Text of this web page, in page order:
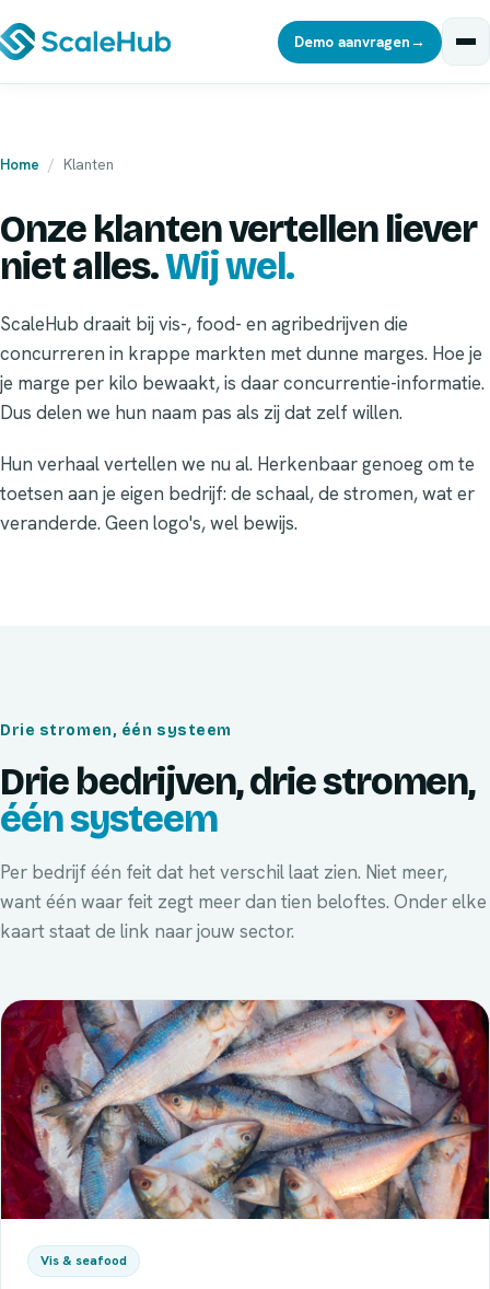
Demo aanvragen→
Home / Klanten
Onze klanten vertellen liever
niet alles.Wij wel.
ScaleHub draait bij vis-, food- en agribedrijven die
concurreren in krappe markten met dunne marges. Hoe je
je marge per kilo bewaakt, is daar concurrentie-informatie.
Dus delen we hun naam pas als zij dat zelf willen.
Hun verhaal vertellen we nu al. Herkenbaar genoeg om te
toetsen aan je eigen bedrijf: de schaal, de stromen, wat er
veranderde. Geen logo's, wel bewijs.
Drie stromen, één systeem
Drie bedrijven, drie stromen,
één systeem
Per bedrijf één feit dat het verschil laat zien. Niet meer,
want één waar feit zegt meer dan tien beloftes. Onder elke
kaart staat de link naar jouw sector.
Vis & seafood